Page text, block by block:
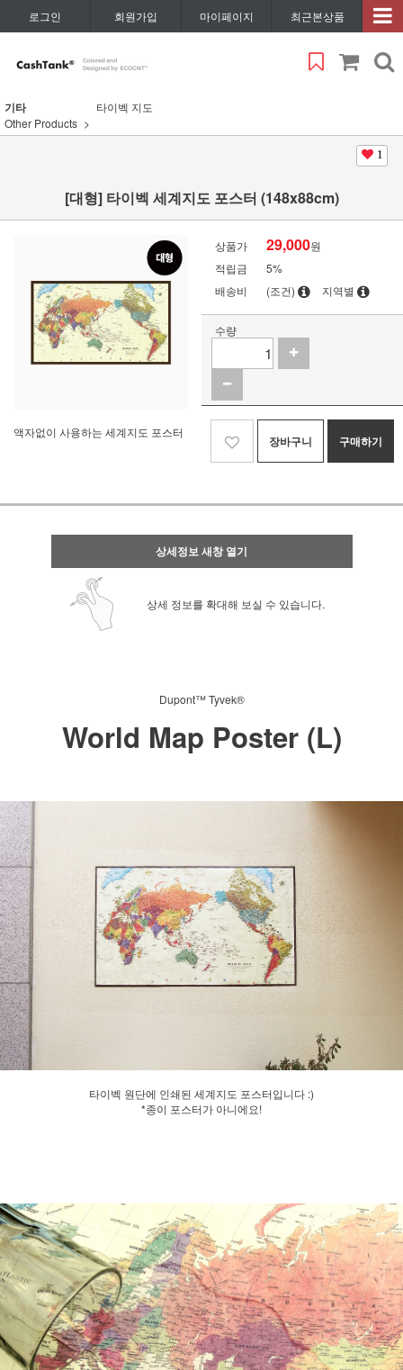
로그인 회원가입 마이페이지 최근본상품
기타
Other Products
타이벡 지도
1
[대형] 타이벡 세계지도 포스터 (148x88cm)
액자없이 사용하는 세계지도 포스터
상품가 29,000원
적립금
5%
배송비
(조건) 지역별
수량
장바구니 구매하기
상세정보 새창 열기
상세 정보를 확대해 보실 수 있습니다.
Dupont™ Tyvek®
World Map Poster (L)
타이벡 원단에 인쇄된 세계지도 포스터입니다 :)
*종이 포스터가 아니에요!